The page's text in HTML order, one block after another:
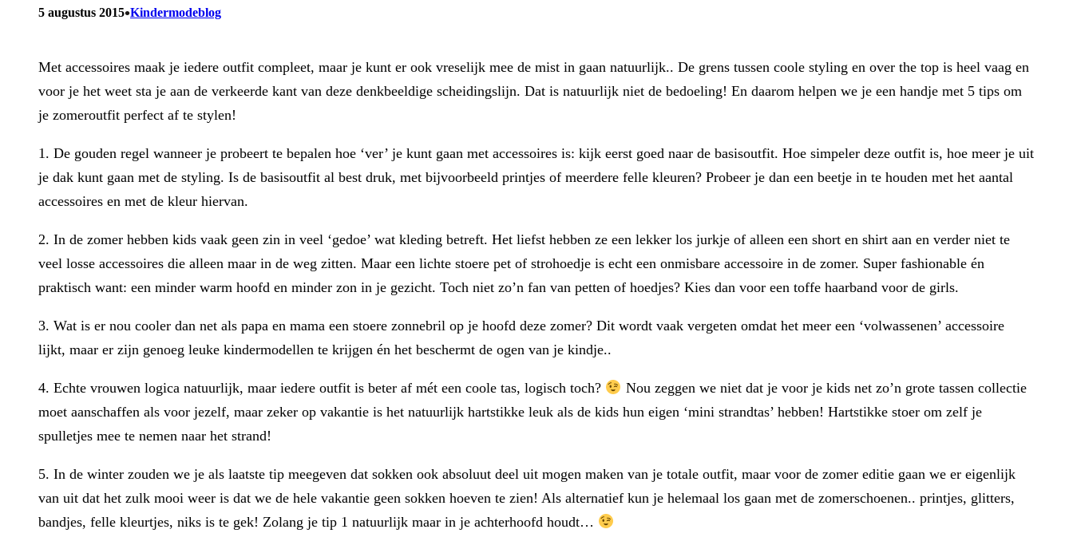
5 augustus 2015•Kindermodeblog
Met accessoires maak je iedere outfit compleet, maar je kunt er ook vreselijk mee de mist in gaan natuurlijk.. De grens tussen coole styling en over the top is heel vaag en
voor je het weet sta je aan de verkeerde kant van deze denkbeeldige scheidingslijn. Dat is natuurlijk niet de bedoeling! En daarom helpen we je een handje met 5 tips om
je zomeroutfit perfect af te stylen!
1. De gouden regel wanneer je probeert te bepalen hoe ‘ver’ je kunt gaan met accessoires is: kijk eerst goed naar de basisoutfit. Hoe simpeler deze outfit is, hoe meer je uit
je dak kunt gaan met de styling. Is de basisoutfit al best druk, met bijvoorbeeld printjes of meerdere felle kleuren? Probeer je dan een beetje in te houden met het aantal
accessoires en met de kleur hiervan.
2. In de zomer hebben kids vaak geen zin in veel ‘gedoe’ wat kleding betreft. Het liefst hebben ze een lekker los jurkje of alleen een short en shirt aan en verder niet te
veel losse accessoires die alleen maar in de weg zitten. Maar een lichte stoere pet of strohoedje is echt een onmisbare accessoire in de zomer. Super fashionable én
praktisch want: een minder warm hoofd en minder zon in je gezicht. Toch niet zo’n fan van petten of hoedjes? Kies dan voor een toffe haarband voor de girls.
3. Wat is er nou cooler dan net als papa en mama een stoere zonnebril op je hoofd deze zomer? Dit wordt vaak vergeten omdat het meer een ‘volwassenen’ accessoire
lijkt, maar er zijn genoeg leuke kindermodellen te krijgen én het beschermt de ogen van je kindje..
4. Echte vrouwen logica natuurlijk, maar iedere outfit is beter af mét een coole tas, logisch toch?
Nou zeggen we niet dat je voor je kids net zo’n grote tassen collectie
moet aanschaffen als voor jezelf, maar zeker op vakantie is het natuurlijk hartstikke leuk als de kids hun eigen ‘mini strandtas’ hebben! Hartstikke stoer om zelf je
spulletjes mee te nemen naar het strand!
5. In de winter zouden we je als laatste tip meegeven dat sokken ook absoluut deel uit mogen maken van je totale outfit, maar voor de zomer editie gaan we er eigenlijk
van uit dat het zulk mooi weer is dat we de hele vakantie geen sokken hoeven te zien! Als alternatief kun je helemaal los gaan met de zomerschoenen.. printjes, glitters,
bandjes, felle kleurtjes, niks is te gek! Zolang je tip 1 natuurlijk maar in je achterhoofd houdt…